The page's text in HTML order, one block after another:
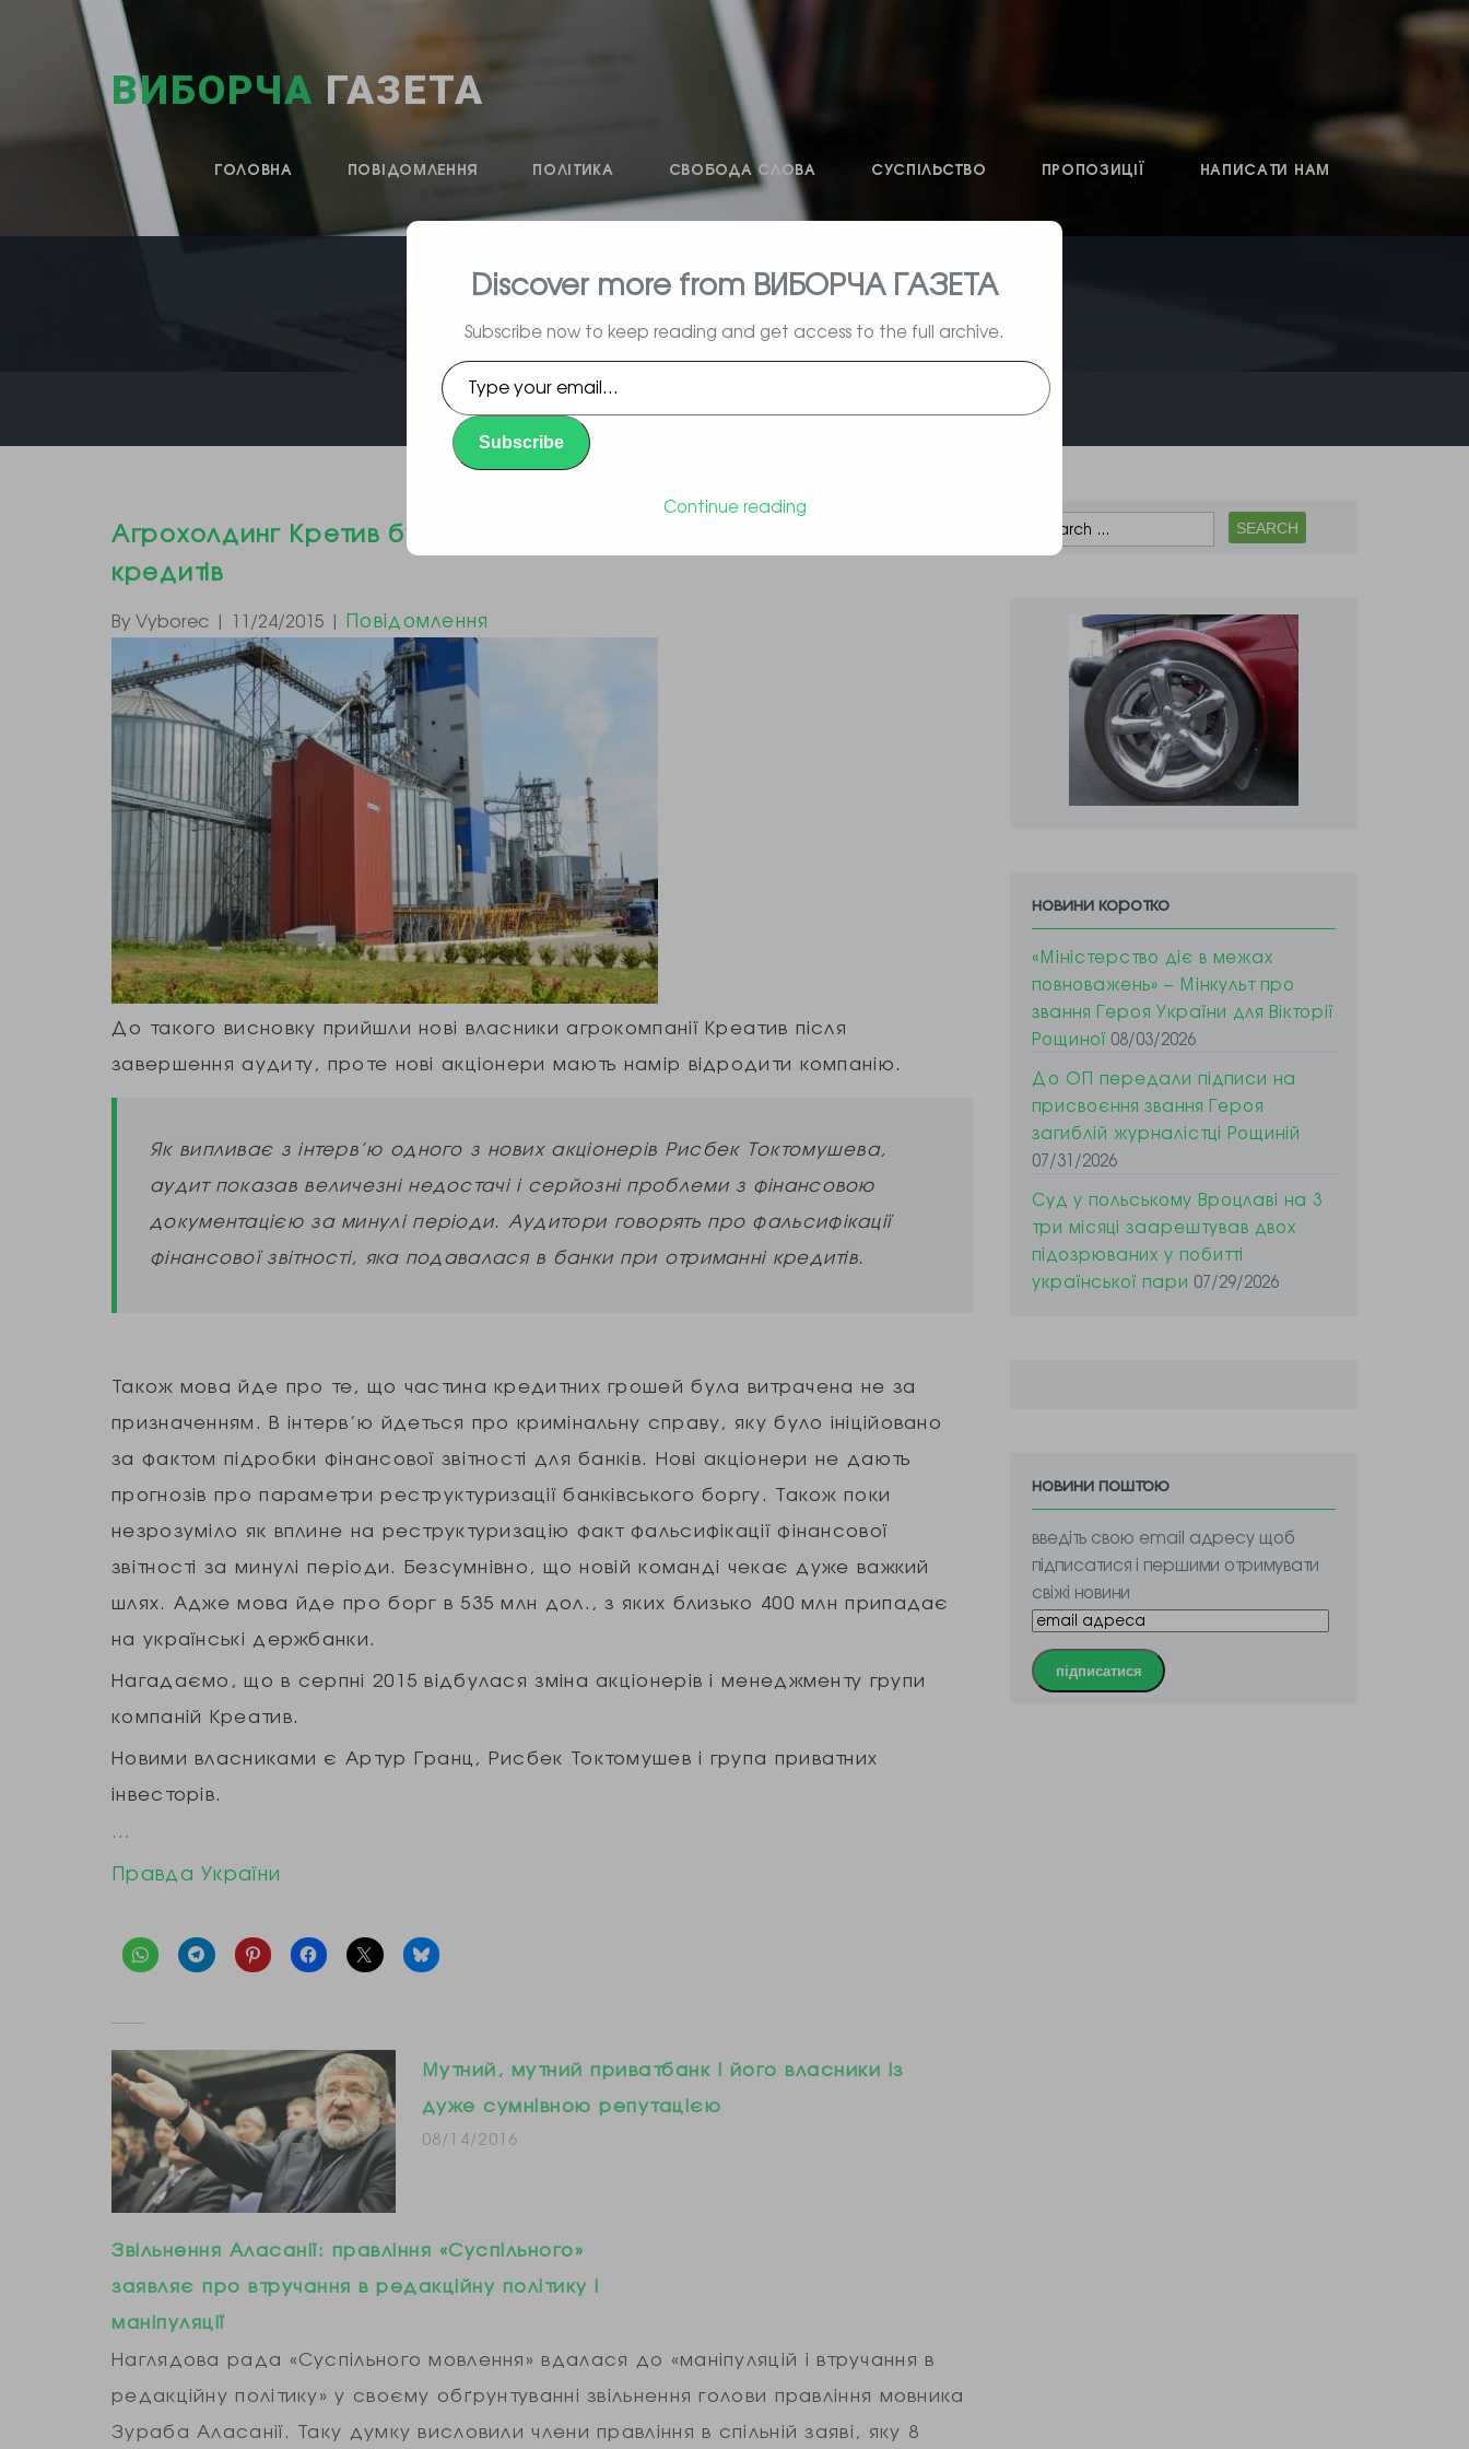
ВИБОРЧА ГАЗЕТА
ГОЛОВНА ПОВІДОМЛЕННЯ ПОЛІТИКА СВОБОДА СЛОВА СУСПІЛЬСТВО ПРОПОЗИЦІЇ НАПИСАТИ НАМ
влада, вибори, народ
Агрохолдинг Кретив був створений для отримання фіктивних
кредитів
By Vyborec | 11/24/2015 | Повідомлення
До такого висновку прийшли нові власники агрокомпанії Креатив після
завершення аудиту, проте нові акціонери мають намір відродити компанію.
Як випливає з інтерв’ю одного з нових акціонерів Рисбек Токтомушева,
аудит показав величезні недостачі і серйозні проблеми з фінансовою
документацією за минулі періоди. Аудитори говорять про фальсифікації
фінансової звітності, яка подавалася в банки при отриманні кредитів.
Також мова йде про те, що частина кредитних грошей була витрачена не за
призначенням. В інтерв’ю йдеться про кримінальну справу, яку було ініційовано
за фактом підробки фінансової звітності для банків. Нові акціонери не дають
прогнозів про параметри реструктуризації банківського боргу. Також поки
незрозуміло як вплине на реструктуризацію факт фальсифікації фінансової
звітності за минулі періоди. Безсумнівно, що новій команді чекає дуже важкий
шлях. Адже мова йде про борг в 535 млн дол., з яких близько 400 млн припадає
на українські держбанки.
Нагадаємо, що в серпні 2015 відбулася зміна акціонерів і менеджменту групи
компаній Креатив.
Новими власниками є Артур Гранц, Рисбек Токтомушев і група приватних
інвесторів.
…
Правда України
Мутний, мутний приватбанк і його власники із
дуже сумнівною репутацією
08/14/2016
Звільнення Аласанії: правління «Суспільного»
заявляє про втручання в редакційну політику і
маніпуляції
Наглядова рада «Суспільного мовлення» вдалася до «маніпуляцій і втручання в
редакційну політику» у своєму обґрунтуванні звільнення голови правління мовника
Зураба Аласанії. Таку думку висловили члени правління в спільній заяві, яку 8
новини коротко
«Міністерство діє в межах
повноважень» – Мінкульт про
звання Героя України для Вікторії
Рощиної 08/03/2026
До ОП передали підписи на
присвоєння звання Героя
загиблій журналістці Рощиній
07/31/2026
Суд у польському Вроцлаві на 3
три місяці заарештував двох
підозрюваних у побитті
української пари 07/29/2026
новини поштою
введіть свою email адресу щоб
підписатися і першими отримувати
свіжі новини
підписатися
Discover more from ВИБОРЧА ГАЗЕТА
Subscribe now to keep reading and get access to the full archive.
Type
your
email…
Subscribe
Continue reading